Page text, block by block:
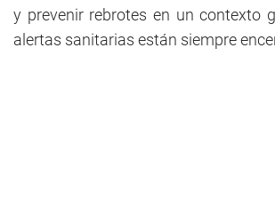
y prevenir rebrotes en un contexto
alertas sanitarias están siempre